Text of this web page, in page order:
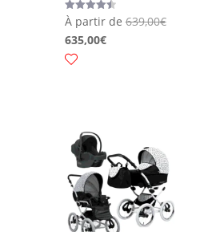
Note
4.50
sur 5
À partir de639,00€
635,00€